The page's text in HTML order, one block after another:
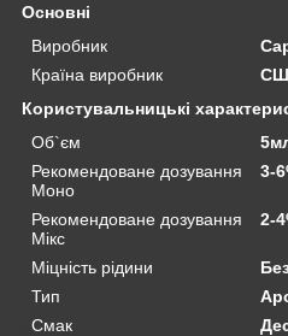
Основні
Виробник
Країна виробник
Користувальницькі
Об`єм
Рекомендоване дозування
Моно
3-
Рекомендоване дозування
Мікс
2-
Міцність рідини
Тип
Смак